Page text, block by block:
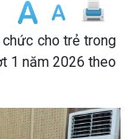
cho trẻ trong
1 năm 2026 theo